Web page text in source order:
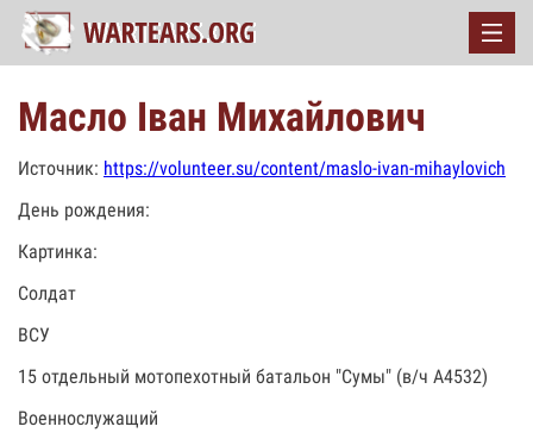
Масло Іван Михайлович
Источник: https://volunteer.su/content/maslo-ivan-mihaylovich
День рождения:
Картинка:
Солдат
ВСУ
15 отдельный мотопехотный батальон "Сумы" (в/ч А4532)
Военнослужащий